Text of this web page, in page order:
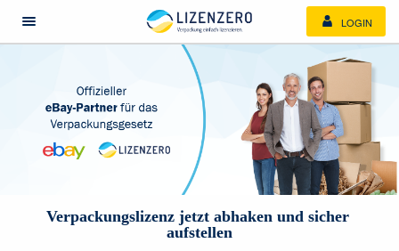
Menü öffnen/schließen LOGIN
Verpackungslizenz jetzt abhaken und sicher
aufstellen